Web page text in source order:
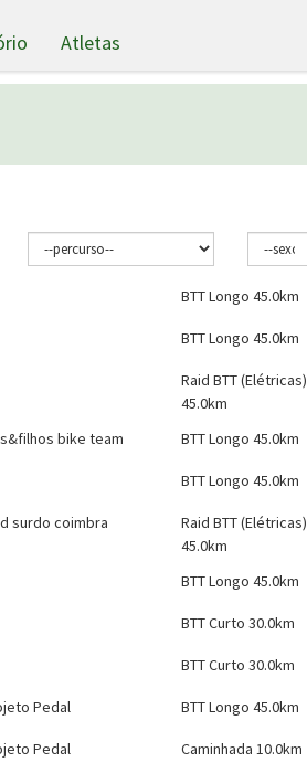
Atletas
BTT Longo 45.0km
BTT Longo 45.0km
Raid BTT (Elétricas)
45.0km
bike team BTT Longo 45.0km
BTT Longo 45.0km
surdo coimbra
Raid BTT (Elétricas)
45.0km
BTT Longo 45.0km
BTT Curto 30.0km
BTT Curto 30.0km
Pedal BTT Longo 45.0km
Pedal Caminhada 10.0km